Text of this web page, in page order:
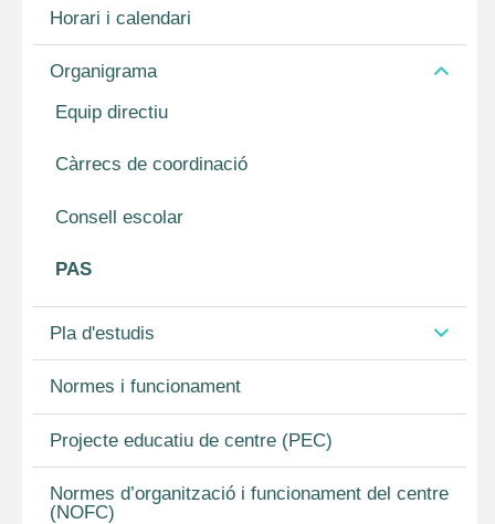
Horari i calendari
Organigrama
Equip directiu
Càrrecs de coordinació
Consell escolar
PAS
Pla d'estudis
Normes i funcionament
Projecte educatiu de centre (PEC)
Normes d’organització i funcionament del centre
(NOFC)